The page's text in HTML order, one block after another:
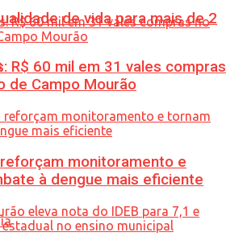
de vida para mais de 2
R$ 60 mil em 31 vales compras
de Campo Mourão
monitoramento e
à dengue mais eficiente